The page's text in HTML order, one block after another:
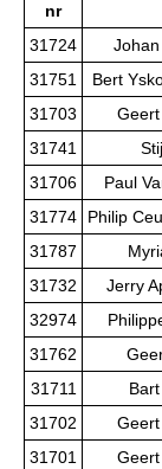
nr
31724
31751
Bert
31703
31741
31706
Paul
31774
Philip
31787
31732
Jerry
32974
31762
31711
31702
31701